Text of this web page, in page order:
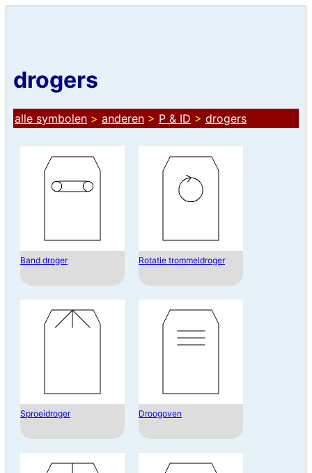
drogers
alle symbolen > anderen > P & ID > drogers
Band droger Rotatie trommeldroger
Sproeidroger Droogoven